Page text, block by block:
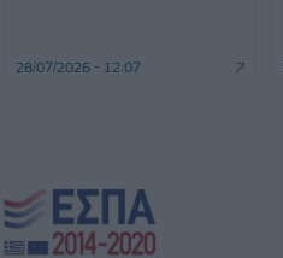
28/07/2026 - 12:07